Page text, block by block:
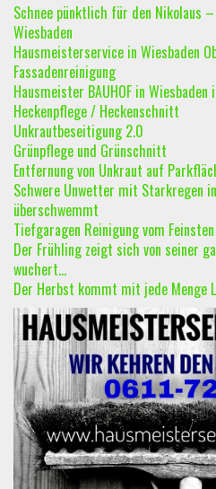
Schnee pünktlich für den Nikolaus
Wiesbaden
Hausmeisterservice in Wiesbaden
Fassadenreinigung
Hausmeister BAUHOF in
Heckenpflege / Heckenschnitt
Unkrautbeseitigung 2.0
Grünpflege und Grünschnitt
Entfernung von Unkraut auf
Schwere Unwetter mit Starkregen
überschwemmt
Tiefgaragen Reinigung vom
Der Frühling zeigt sich von seiner
wuchert…
Der Herbst kommt mit jede Menge